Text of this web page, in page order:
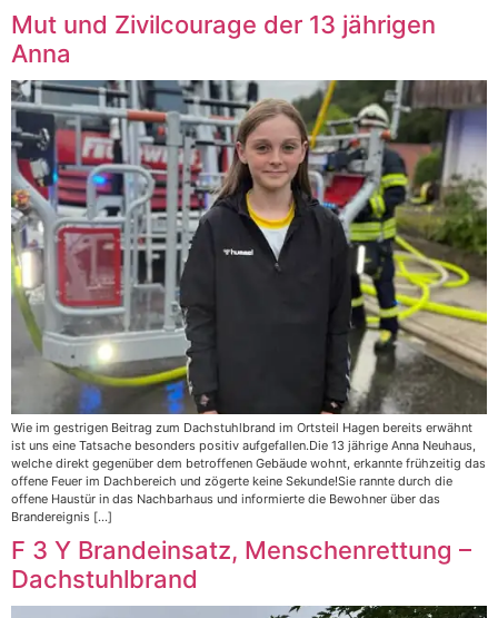
Mut und Zivilcourage der 13 jährigen
Anna
Wie im gestrigen Beitrag zum Dachstuhlbrand im Ortsteil Hagen bereits erwähnt
ist uns eine Tatsache besonders positiv aufgefallen.Die 13 jährige Anna Neuhaus,
welche direkt gegenüber dem betroffenen Gebäude wohnt, erkannte frühzeitig das
offene Feuer im Dachbereich und zögerte keine Sekunde!Sie rannte durch die
offene Haustür in das Nachbarhaus und informierte die Bewohner über das
Brandereignis […]
F 3 Y Brandeinsatz, Menschenrettung –
Dachstuhlbrand